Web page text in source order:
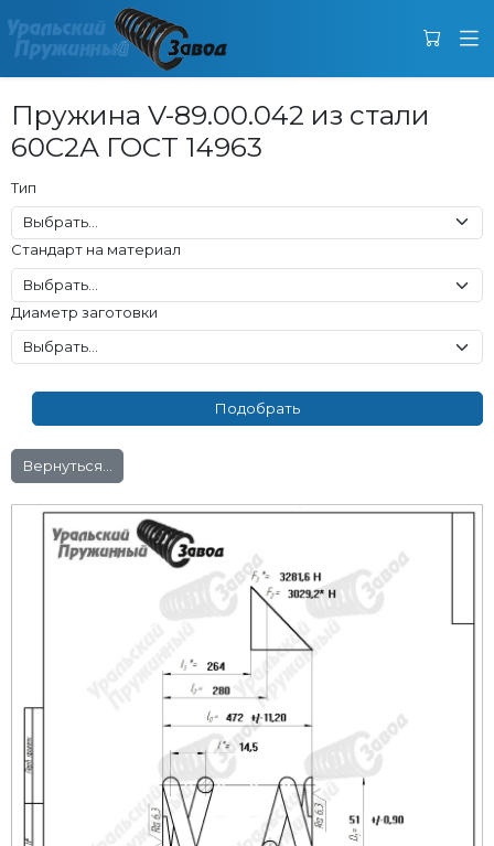
Пружина V-89.00.042 из стали
60С2А ГОСТ 14963
Тип
Стандарт на материал
Диаметр заготовки
Вернуться...